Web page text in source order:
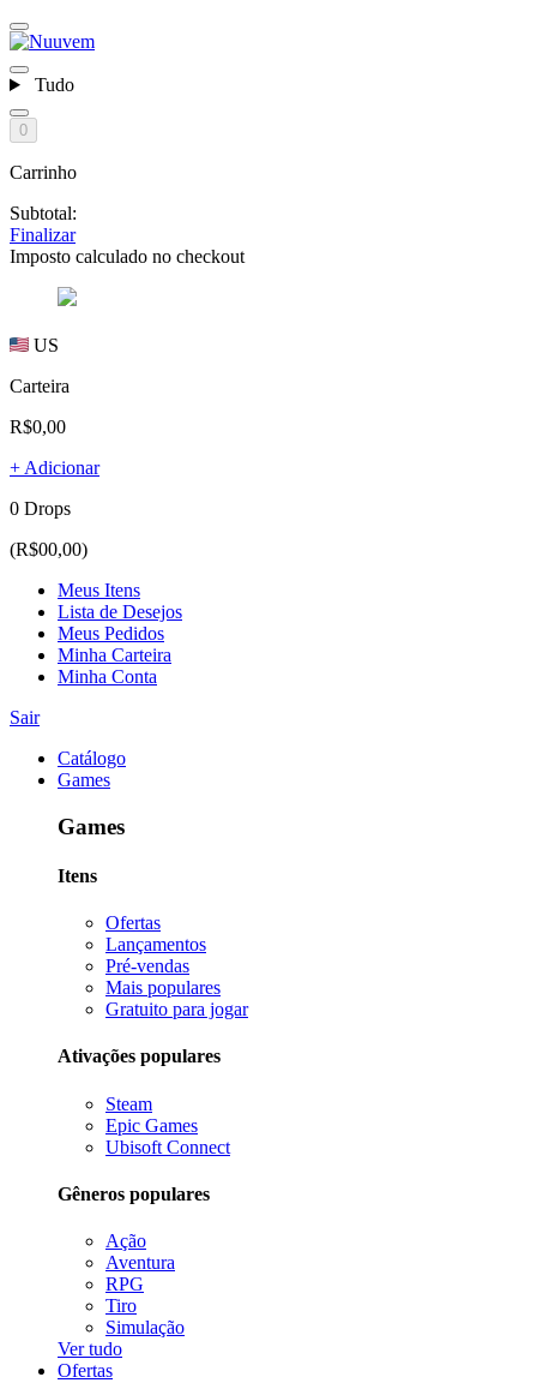
Tudo
0
Carrinho
Subtotal:
Finalizar
Imposto calculado no checkout
US
Carteira
R$0,00
+ Adicionar
0 Drops
(R$00,00)
Meus Itens
Lista de Desejos
Meus Pedidos
Minha Carteira
Minha Conta
Sair
Catálogo
Games
Games
Itens
Ofertas
Lançamentos
Pré-vendas
Mais populares
Gratuito para jogar
Ativações populares
Steam
Epic Games
Ubisoft Connect
Gêneros populares
Ação
Aventura
RPG
Tiro
Simulação
Ver tudo
Ofertas